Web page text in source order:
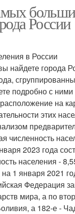
России
в России
найдете города
подробно с ними
на
этих
численность
2023 года
населения -
1 января 2021
Федерация
мира, а по
а 182-е -